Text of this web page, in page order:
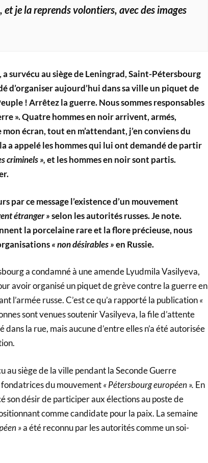
je la reprends volontiers, avec des images
a survécu au siège de Leningrad, Saint-Pétersbourg
d’organiser aujourd’hui dans sa ville un piquet de
! Arrêtez la guerre. Nous sommes responsables
». Quatre hommes en noir arrivent, armés,
mon écran, tout en m’attendant, j’en conviens du
a appelé les hommes qui lui ont demandé de partir
criminels »,et les hommes en noir sont partis.
par ce message l’existence d’un mouvement
étranger »selon les autorités russes. Je note.
la porcelaine rare et la flore précieuse, nous
« non désirables »en Russie.
a condamné à une amende Lyudmila Vasilyeva,
avoir organisé un piquet de grève contre la guerre en
l’armée russe. C’est ce qu’a rapporté la publication«
sont venues soutenir Vasilyeva, la file d’attente
la rue, mais aucune d’entre elles n’a été autorisée
au siège de la ville pendant la Seconde Guerre
fondatrices du mouvement« Pétersbourg européen ». En
son désir de participer aux élections au poste de
comme candidate pour la paix. La semaine
»a été reconnu par les autorités comme un soi-